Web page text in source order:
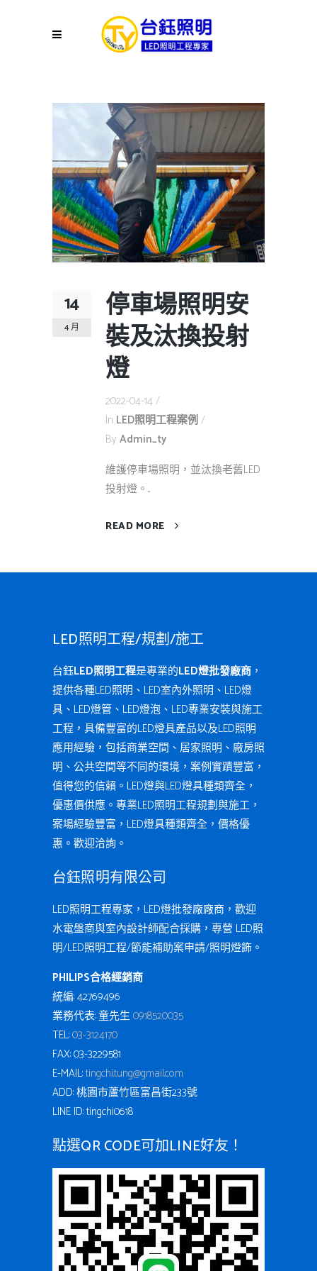
14
4 月
停車場照明安
裝及汰換投射
燈
2022-04-14
In LED照明工程案例
By Admin_ty
維護停車場照明，並汰換老舊LED
投射燈。...
READ MORE
LED照明工程/規劃/施工
台鈺LED照明工程是專業的LED燈批發廠商 ，
提供各種LED照明、LED室內外照明、LED燈
具、LED燈管、LED燈泡、LED專業安裝與施工
工程，具備豐富的LED燈具產品以及LED照明
應用經驗，包括商業空間、居家照明、廠房照
明、公共空間等不同的環境，案例實蹟豐富，
值得您的信賴。LED燈與LED燈具種類齊全，
優惠價供應。專業LED照明工程規劃與施工，
案場經驗豐富，LED燈具種類齊全，價格優
惠。歡迎洽詢。
台鈺照明有限公司
LED照明工程專家，LED燈批發廠廠商，歡迎
水電盤商與室內設計師配合採購，專營 LED照
明/LED照明工程/節能補助案申請/照明燈飾。
PHILIPS合格經銷商
統編: 42769496
業務代表: 童先生0918520035
TEL:03-3124170
FAX: 03-3229581
E-MAIL:tingchi.tung@gmail.com
ADD: 桃園市蘆竹區富昌街233號
LINE ID: tingchi0618
點選QR CODE可加LINE好友！